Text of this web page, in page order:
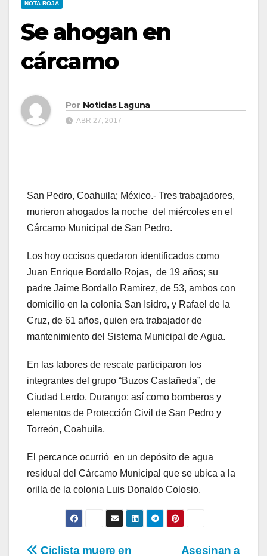
NOTA ROJA
Se ahogan en
cárcamo
Por Noticias Laguna
ABR 27, 2017
San Pedro, Coahuila; México.- Tres trabajadores,
murieron ahogados la noche del miércoles en el
Cárcamo Municipal de San Pedro.
Los hoy occisos quedaron identificados como
Juan Enrique Bordallo Rojas, de 19 años; su
padre Jaime Bordallo Ramírez, de 53, ambos con
domicilio en la colonia San Isidro, y Rafael de la
Cruz, de 61 años, quien era trabajador de
mantenimiento del Sistema Municipal de Agua.
En las labores de rescate participaron los
integrantes del grupo “Buzos Castañeda”, de
Ciudad Lerdo, Durango: así como bomberos y
elementos de Protección Civil de San Pedro y
Torreón, Coahuila.
El percance ocurrió en un depósito de agua
residual del Cárcamo Municipal que se ubica a la
orilla de la colonia Luis Donaldo Colosio.
Asesinan a
Ciclista muere en